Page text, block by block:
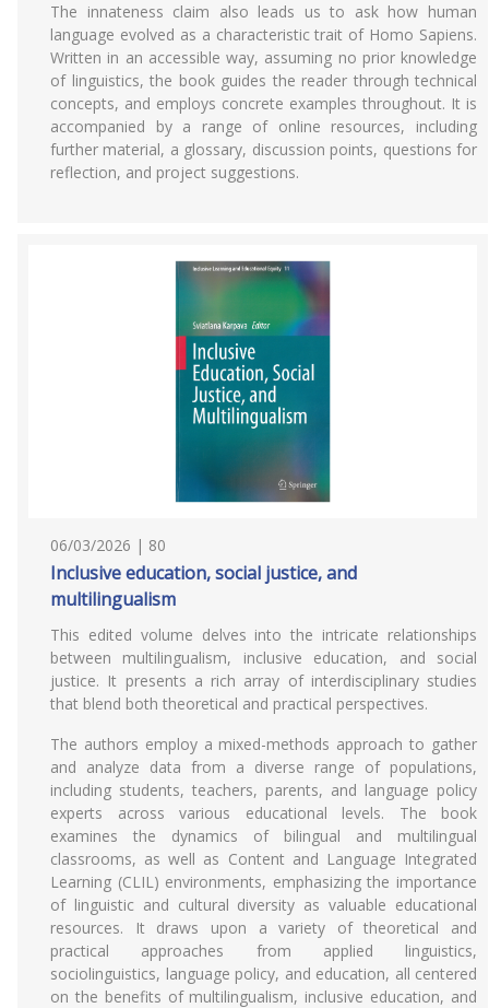
The innateness claim also leads us to ask how human
language evolved as a characteristic trait of Homo Sapiens.
Written in an accessible way, assuming no prior knowledge
of linguistics, the book guides the reader through technical
concepts, and employs concrete examples throughout. It is
accompanied by a range of online resources, including
further material, a glossary, discussion points, questions for
reflection, and project suggestions.
06/03/2026 | 80
Inclusive education, social justice, and
multilingualism
This edited volume delves into the intricate relationships
between multilingualism, inclusive education, and social
justice. It presents a rich array of interdisciplinary studies
that blend both theoretical and practical perspectives.
The authors employ a mixed-methods approach to gather
and analyze data from a diverse range of populations,
including students, teachers, parents, and language policy
experts across various educational levels. The book
examines the dynamics of bilingual and multilingual
classrooms, as well as Content and Language Integrated
Learning (CLIL) environments, emphasizing the importance
of linguistic and cultural diversity as valuable educational
resources. It draws upon a variety of theoretical and
practical approaches from applied linguistics,
sociolinguistics, language policy, and education, all centered
on the benefits of multilingualism, inclusive education, and